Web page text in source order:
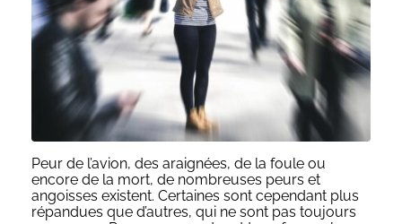
Peur de l’avion, des araignées, de la foule ou
encore de la mort, de nombreuses peurs et
angoisses existent. Certaines sont cependant plus
répandues que d’autres, qui ne sont pas toujours